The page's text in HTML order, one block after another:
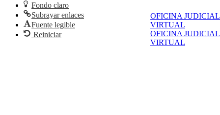
OFICINA JUDICIAL
VIRTUAL
OFICINA JUDICIAL
VIRTUAL
Fondo claro
Subrayar enlaces
Fuente legible
Reiniciar